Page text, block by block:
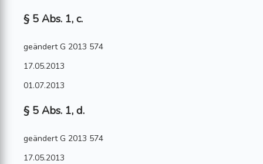
§ 5 Abs. 1, c.
geändert G 2013 574
17.05.2013
01.07.2013
§ 5 Abs. 1, d.
geändert G 2013 574
17.05.2013